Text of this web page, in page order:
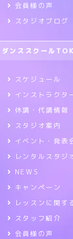
会員様の声
スタジオブログ
ダンススクール
スケジュール
インストラクタ
休講・代講情報
スタジオ案内
イベント・発表
レンタルスタジ
NEWS
キャンペーン
レッスンに関す
スタッフ紹介
会員様の声